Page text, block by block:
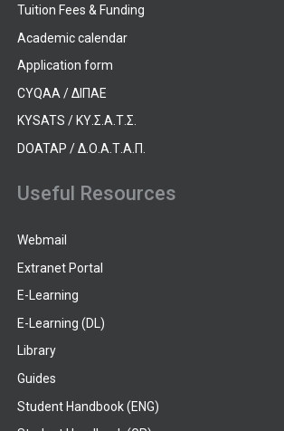
Tuition Fees & Funding
Academic calendar
Application form
CYQAA / ΔΙΠΑΕ
KYSATS / ΚΥ.Σ.Α.Τ.Σ.
DOATAP / Δ.Ο.Α.Τ.Α.Π.
Useful Resources
Webmail
Extranet Portal
E-Learning
E-Learning (DL)
Library
Guides
Student Handbook (ENG)